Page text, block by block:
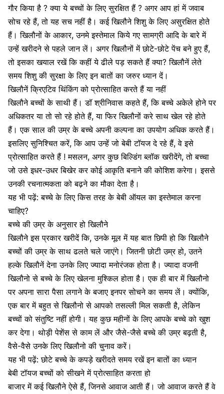
गौर किया है ? क्या ये बच्चों के लिए सुरक्षित हैं ? अगर आप हां में जवाब
सोच रहे हैं, तो यह सच नहीं है। कईखिलौने शिशु के लिए असुरक्षित होते
हैं। खिलौनों के आकार, उनमे इस्तेमाल किये गए सामग्री आदि के बारे में
उन्हें खरीदने से पहले जान लें। अगर खिलौनों में छोटे-छोटे पेंच बने हुए हैं,
तो इसका खयाल रखें कि कहीं ये ढीले पड़ सकते हैं क्या? खिलौनें लेते
समयशिशु की सुरक्षा के लिए इन बातों का जरुर ध्यान दें।
खिलौनें क्रिएटिव थिंकिंग को प्रोत्साहित करते हैं या नहीं
खिलौने बच्चों के साथी हैं। डॉ श्रीनिवास कहते हैं, कि बच्चे अकेले होने पर
अधिकतर या तो सो रहे होते हैं, या फिर खिलौनों करे साथ खेल रहे होते
हैं। एक साल की उम्र के बच्चे अपनी कल्पना का उपयोग अधिक करते हैं।
इसलिए सुनिश्चित करें, कि आप उन्हें जो बेबी टॉयज दे रहे हैं, वे इसे
प्रोत्साहित करते हैं ! मसलन, अगर कुछ बिल्डिंग ब्लॉक खरीदेंगे, तो बच्चा
जो उसे इधर-उधर बिखेर कर कोई आकृति बनाने की कोशिश करेगा। इससे
उनकी रचनात्मकता को बढ़ने का मौका देता है।
यह भी पढ़ें:बच्चे के लिए किस तरह के बेबी ऑयल का इस्तेमाल करना
चाहिए?
बच्चे की उम्र के अनुसार हो खिलौने
खिलौने इस प्रकार खरीदें कि, उनके मूल में यह बात छिपी हो कि खिलौने
बच्चों की उम्र के साथ ढलते चले जाएंगे। जितनी छोटी उम्र हो, उतने
हल्के खिलौनें देना उनके लिए ज्यादा मनोरंजक होता है। ज्यादा वजनी
खिलौनो से बच्चे के लिए खेलना मुश्किल होता है। एक ही बार में खिलौनो
पर अपना सारा पैसा लगाने के बजाए इनपर सोचने का समय लें। क्योंकि,
एक बार में बहुत से खिलौनो से आपको तसल्ली मिल सकती है, लेकिन
बच्चों को संतुष्टि नहीं होगी। यह कुछ महीनों के लिए आपके बच्चे को खुश
कर देगा। थोड़ी पेशेंस से काम लें और जैसे-जैसे बच्चे की उम्र बढ़ती है,
वैसे-वैसे उनके लिए खिलौनो की चुनाव करें।
यह भी पढ़ें:छोटे बच्चे के कपड़े खरीदते समय रखें इन बातों का ध्यान
बेबी टॉयज बच्चों को सीखने में प्रोत्साहित करता हो
बाजार में कई खिलौने ऐसे हैं, जिनसे आवाज आती हैं। जो आवाज करते हैं वे